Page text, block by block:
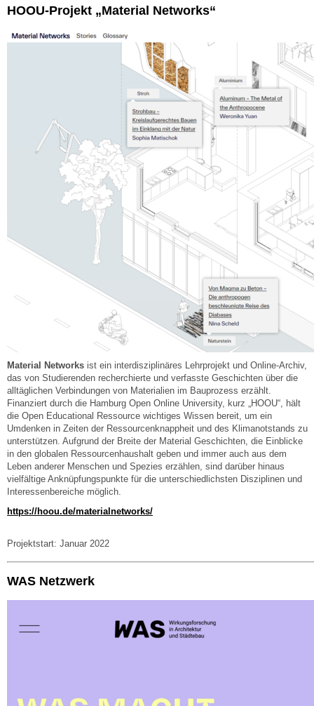
HOOU-Projekt „Material Networks“
Material Networks ist ein interdisziplinäres Lehrprojekt und Online-Archiv,
das von Studierenden recherchierte und verfasste Geschichten über die
alltäglichen Verbindungen von Materialien im Bauprozess erzählt.
Finanziert durch die Hamburg Open Online University, kurz „HOOU“, hält
die Open Educational Ressource wichtiges Wissen bereit, um ein
Umdenken in Zeiten der Ressourcenknappheit und des Klimanotstands zu
unterstützen. Aufgrund der Breite der Material Geschichten, die Einblicke
in den globalen Ressourcenhaushalt geben und immer auch aus dem
Leben anderer Menschen und Spezies erzählen, sind darüber hinaus
vielfältige Anknüpfungspunkte für die unterschiedlichsten Disziplinen und
Interessenbereiche möglich.
https://hoou.de/materialnetworks/
Projektstart: Januar 2022
WAS Netzwerk